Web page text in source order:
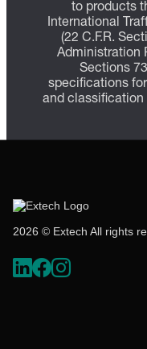
to products
International
(22 C.F.R.
Administration
Sections
specifications
and classification
2026 © Extech All rights